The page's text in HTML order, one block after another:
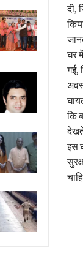
दी,
घर
गई,
कि
इस